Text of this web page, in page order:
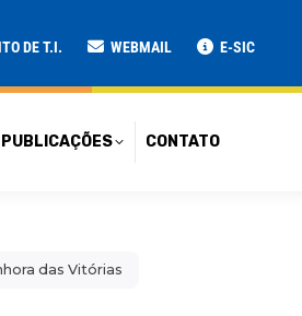
DE T.I. WEBMAIL E-SIC
PUBLICAÇÕES CONTATO
das Vitórias